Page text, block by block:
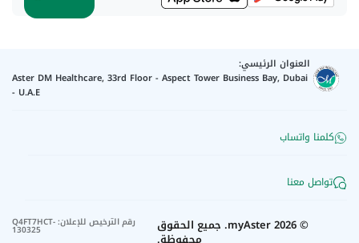
العنوان الرئيسي:
Aster DM Healthcare, 33rd Floor - Aspect Tower Business Bay, Dubai
- U.A.E
كلمنا واتساب
تواصل معنا
©
2026
myAster. جميع الحقوق رقم الترخيص للإعلان:
Q4FT7HCT-
130325